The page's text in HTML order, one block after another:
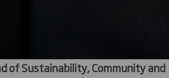
of Sustainability, Community and